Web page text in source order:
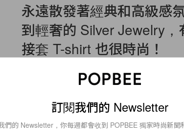
永遠散發著經典和高級感
到輕奢的 Silver Jewelry
接套 T-shirt 也很時尚！
2024年3月18日
訂閱我們的 Newsletter
們的 Newsletter，你每週都會收到 POPBEE 獨家時尚新聞